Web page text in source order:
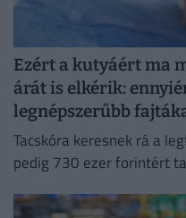
Ezért a kutyáért ma
árát is elkérik:
legnépszerűbb
Tacskóra keresnek rá a
pedig 730 ezer forintért